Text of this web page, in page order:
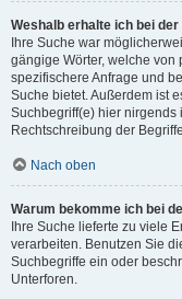
Weshalb erhalte ich bei
Ihre Suche war
gängige Wörter, welche von
spezifischere Anfrage und
Suche bietet. Außerdem ist
Suchbegriff(e) hier nirgends
Rechtschreibung der
Nach oben
Warum bekomme ich bei
Ihre Suche lieferte zu viele
verarbeiten. Benutzen Sie
Suchbegriffe ein oder
Unterforen.